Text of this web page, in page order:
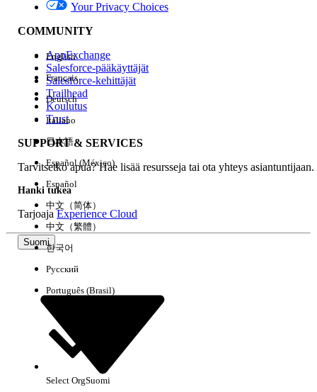
Edition
Kokemus
Tyhjennä kaikki Valmis
Your Privacy Choices
COMMUNITY
AppExchange
Salesforce-pääkäyttäjät
Salesforce-kehittäjät
Trailhead
Koulutus
Trust
SUPPORT & SERVICES
Tarvitsetko apua? Hae lisää resursseja tai ota yhteys asiantuntijaan.
Hanki tukea
TarjoajaExperience Cloud
Suomi
English
Français
Deutsch
Italiano
日本語
Español (México)
Español
中文（简体）
中文（繁體）
한국어
Русский
Português (Brasil)
Select OrgSuomi